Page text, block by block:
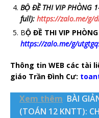
BỘ ĐỀ THI VIP PHÒNG
full): https://zalo.me/g/
BỘ ĐỀ THI VIP
https://zalo.me/g/
Thông tin WEB các tài
giáo Trần Đình Cư:
Xem thêm BÀI
(TOÁN 12 KNTT):